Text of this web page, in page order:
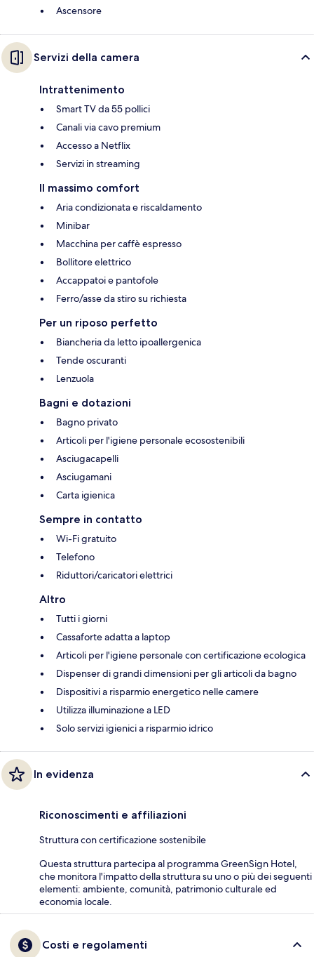
Ascensore
Servizi della camera
Intrattenimento
Smart TV da 55 pollici
Canali via cavo premium
Accesso a Netflix
Servizi in streaming
Il massimo comfort
Aria condizionata e riscaldamento
Minibar
Macchina per caffè espresso
Bollitore elettrico
Accappatoi e pantofole
Ferro/asse da stiro su richiesta
Per un riposo perfetto
Biancheria da letto ipoallergenica
Tende oscuranti
Lenzuola
Bagni e dotazioni
Bagno privato
Articoli per l'igiene personale ecosostenibili
Asciugacapelli
Asciugamani
Carta igienica
Sempre in contatto
Wi-Fi gratuito
Telefono
Riduttori/caricatori elettrici
Altro
Tutti i giorni
Cassaforte adatta a laptop
Articoli per l'igiene personale con certificazione ecologica
Dispenser di grandi dimensioni per gli articoli da bagno
Dispositivi a risparmio energetico nelle camere
Utilizza illuminazione a LED
Solo servizi igienici a risparmio idrico
In evidenza
Riconoscimenti e affiliazioni
Struttura con certificazione sostenibile
Questa struttura partecipa al programma GreenSign Hotel,
che monitora l'impatto della struttura su uno o più dei seguenti
elementi: ambiente, comunità, patrimonio culturale ed
economia locale.
Costi e regolamenti